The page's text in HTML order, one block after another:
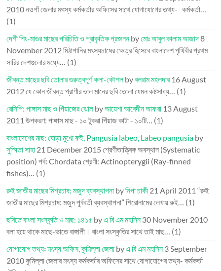
2010নওগাঁ জেলার মৎস্য কর্মকর্তার অফিসের সাথে যোগাযোগের তথ্য- কর্মকর্তা…
(1)
দেশী শিং-মাগুর মাছের পরিচিতি ও প্রাকৃতিক প্রজননbyমোঃ আবুল কালাম আজাদ8
November 2012মিঠাপানির মৎস্যচাষের ক্ষেত্র হিসেবে বাংলাদেশ পৃথিবীর প্রথম
সারির দেশগুলোর মধ্যে… (1)
জীবন্ত মাছের ছবি তোলার গুরুত্বপূর্ণ কলা-কৌশলbyবলরাম মহলদার 16 August
2012যে কোন জীবন্ত প্রাণীর ভাল মানের ছবি তোলা যেমন কষ্টসাধ্য… (1)
রেসিপি: পাঙ্গাস মাছ ও পিঁয়াজের ঝোলbyআয়েশা আবেদীন আফরা 13 August
2011 উপকরণ: পাঙ্গাস মাছ - ১০ টুকরা পিঁয়াজ কাটা - ১০টি… (1)
বাংলাদেশের মাছ: ঘোড়া মুখো রুই, Pangusia labeo, Labeo pangusia by
সুস্মিতা সাহা 21 December 2015 শ্রেণীতাত্ত্বিক অবস্থান (Systematic
position) পর্ব: Chordata শ্রেণী: Actinopterygii (Ray-finned
fishes)… (1)
রুই জাতীয় মাছের মিশ্রচাষ: মজুদ ব্যবস্থাপনা byনিপা চাকী 21 April 2011 “রুই
জাতীয় মাছের মিশ্রচাষ: মজুদ পূর্ববর্তী ব্যবস্থাপনা” শিরোনামের লেখায় রুই… (1)
ছবিতে বাংলা সংস্কৃতি ও মাছ: ১৪১৫ byএ বি এম মহসিন30 November 2010
বলা হয়ে থাকে মাছে-ভাতে বাঙ্গালী। বাংলা সংস্কৃতির সাথে তাই মাছ… (1)
যোগাযোগ তথ্যঃ মৎস্য অফিস, কুমিল্লা জেলা byএ বি এম মহসিন3 September
2010কুমিল্লা জেলার মৎস্য কর্মকর্তার অফিসের সাথে যোগাযোগের তথ্য- কর্মকর্তা